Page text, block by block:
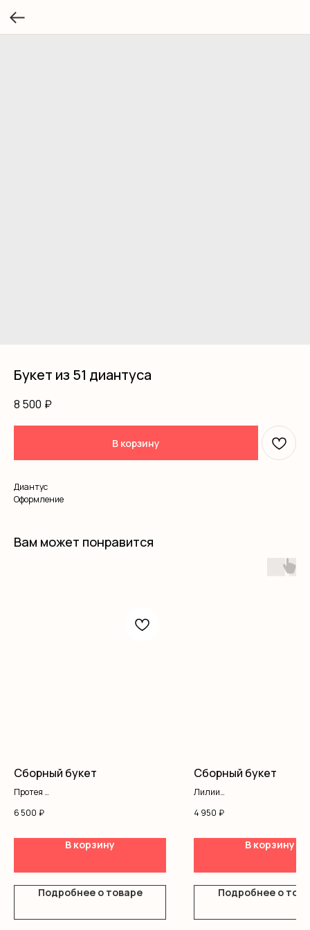
Букет из 51 диантуса
8 500 ₽
В корзину
Диантус
Оформление
Вам может понравится
Сборный букет
Протея
Вероника
Матиолла
6 500 ₽
В корзину
Подробнее о товаре
Сборный букет
Лилии
Хризантемы
4 950 ₽
В корзину
Подробнее о